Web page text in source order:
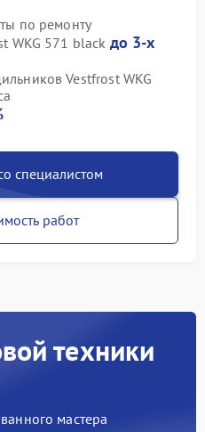
по ремонту
WKG 571 black до 3-х
Vestfrost WKG
специалистом
работ
техники
мастера